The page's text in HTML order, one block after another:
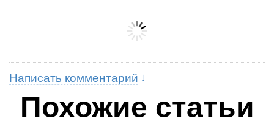
Написать комментарий
Похожие статьи